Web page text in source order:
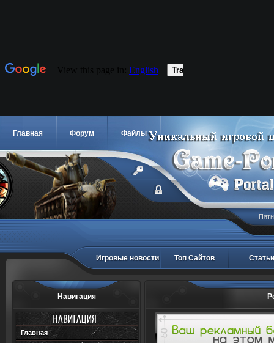
Главная Форум Файлы
Игровые новости Топ Сайтов Статьи
Навигация
Главная